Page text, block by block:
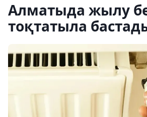
Алматыда жылу
тоқтатыла